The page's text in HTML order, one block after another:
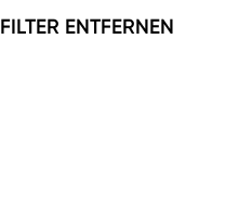
FILTER ENTFERNEN